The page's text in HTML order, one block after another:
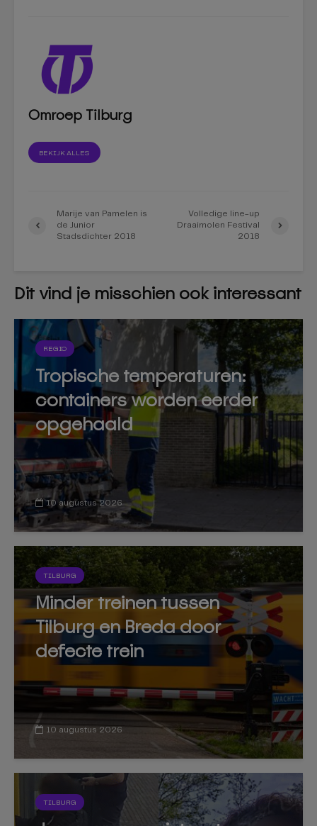
Omroep Tilburg
BEKIJK ALLES
Marije van Pamelen is
de Junior
Stadsdichter 2018
Volledige line-up
Draaimolen Festival
2018
Dit vind je misschien ook interessant
REGIO
Tropische temperaturen:
containers worden eerder
opgehaald
10 augustus 2026
TILBURG
Minder treinen tussen
Tilburg en Breda door
defecte trein
10 augustus 2026
TILBURG